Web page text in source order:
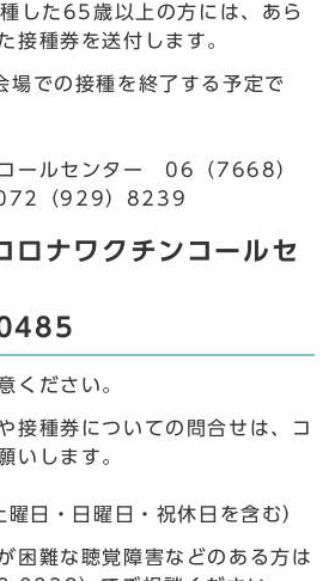
した65歳以上の方には、あら
接種券を送付します。
場での接種を終了する予定で
コールセンター 06（7668）
（929）8239
ロナワクチンコールセ
ください。
接種券についての問合せは、コ
いします。
日・日曜日・祝休日を含む）
困難な聴覚障害などのある方は